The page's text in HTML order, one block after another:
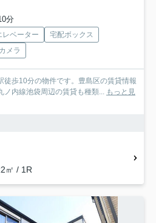
分
レベーター
宅配ボックス
メラ
徒歩10分の物件です。豊島区の賃貸情報
ノ内線池袋周辺の賃貸も種類... もっと見
㎡ / 1R